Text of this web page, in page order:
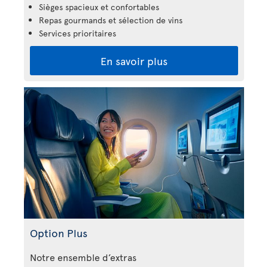
Sièges spacieux et confortables
Repas gourmands et sélection de vins
Services prioritaires
En savoir plus
Option Plus
Notre ensemble d’extras